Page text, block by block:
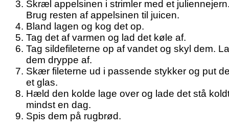
Skræl appelsinen i strimler med et
Brug resten af appelsinen til juicen.
Bland lagen og kog det op.
Tag det af varmen og lad det køle af.
Tag sildefileterne op af vandet og skyl dem.
dem dryppe af.
Skær fileterne ud i passende stykker og put
et glas.
Hæld den kolde lage over og lade det stå
mindst en dag.
Spis dem på rugbrød.